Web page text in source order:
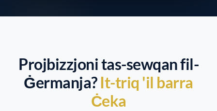
Projbizzjoni tas-sewqan fil-
Ġermanja?It-triq 'il barra
Ċeka